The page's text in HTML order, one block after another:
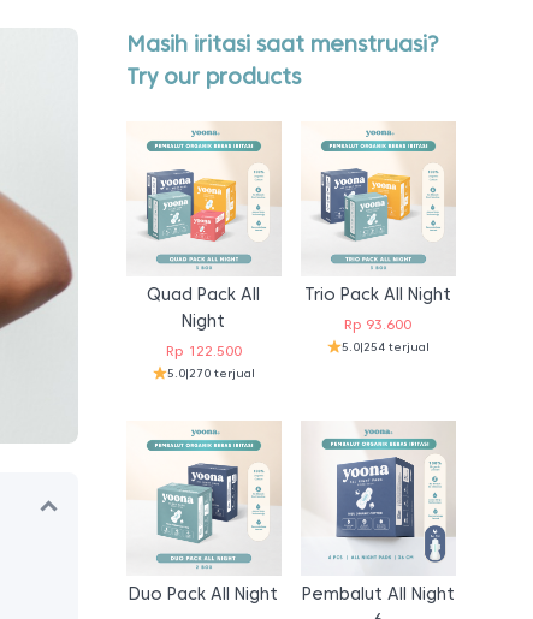
Masih iritasi saat menstruasi?
Try our products
Quad Pack All
Night
Rp122.500
5.0|270 terjual
Trio Pack All Night
Rp 93.600
5.0|254 terjual
Duo Pack All Night
Pembalut All Night